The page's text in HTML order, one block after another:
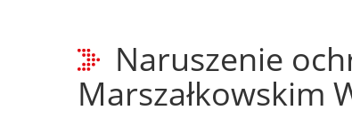
Naruszenie
Marszałkowskim